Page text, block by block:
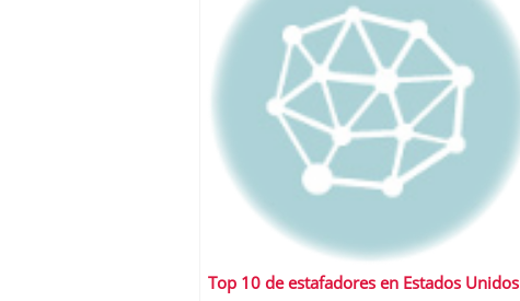
Top 10 de estafadores en Estados Unidos